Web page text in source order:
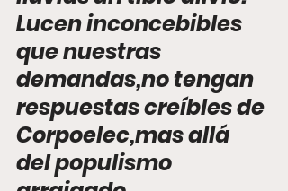
Lucen inconcebibles
que nuestras
demandas,no tengan
respuestas creíbles de
Corpoelec,mas allá
del populismo